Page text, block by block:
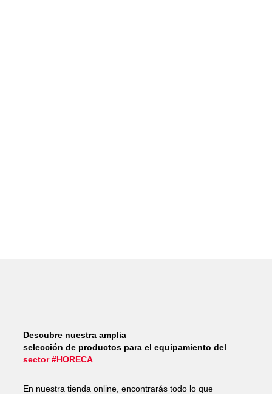
Descubre nuestra amplia
selección de productos para el equipamiento del
sector #HORECA
En nuestra tienda online, encontrarás todo lo que